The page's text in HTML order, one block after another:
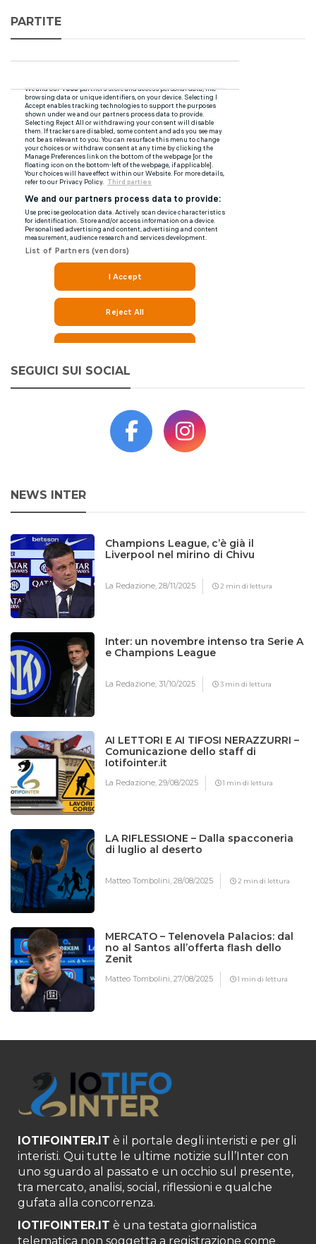
PARTITE
SEGUICI SUI SOCIAL
NEWS INTER
Champions League, c’è già il
Liverpool nel mirino di Chivu
La Redazione,28/11/2025 2 min di lettura
Inter: un novembre intenso tra Serie A
e Champions League
La Redazione,31/10/2025 3 min di lettura
AI LETTORI E AI TIFOSI NERAZZURRI –
Comunicazione dello staff di
Iotifointer.it
La Redazione,29/08/2025 1 min di lettura
LA RIFLESSIONE – Dalla spacconeria
di luglio al deserto
Matteo Tombolini,28/08/2025 2 min di lettura
MERCATO – Telenovela Palacios: dal
no al Santos all’offerta flash dello
Zenit
Matteo Tombolini,27/08/2025 1 min di lettura
IOTIFOINTER.IT è il portale degli interisti e per gli
interisti. Qui tutte le ultime notizie sull’Inter con
uno sguardo al passato e un occhio sul presente,
tra mercato, analisi, social, riflessioni e qualche
gufata alla concorrenza.
IOTIFOINTER.IT è una testata giornalistica
telematica non soggetta a registrazione come